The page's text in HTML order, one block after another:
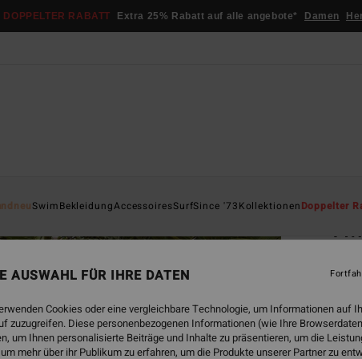
DOPPELTER RABATT Extra 25% Rabatt auf alle angebote* Damen
SwimBekleidungAccessoiresSurfSince '73KollektionenDoppelter
ECO-
€
€
AUSWAHL FÜR IHRE DATEN
Cookies oder eine vergleichbare Technologie, um Informationen auf
zuzugreifen. Diese personenbezogenen Informationen (wie Ihre
um Ihnen personalisierte Beiträge und Inhalte zu präsentieren, um die
mehr über ihr Publikum zu erfahren, um die Produkte unserer Partner zu